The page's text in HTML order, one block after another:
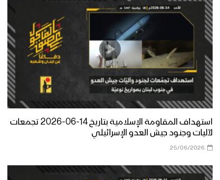
استهداف المقاومة الإسلامية بتاريخ 14-06-2026 تجمعات
لآليات وجنود جيش العدو الإسرائيلي
25/06/2026